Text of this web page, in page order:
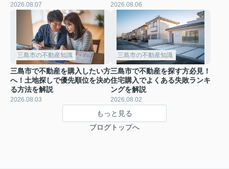
2026.08.07 2026.08.06
三島市の不動産知識
三島市で不動産を購入したい方
へ！土地探しで優先順位を決め
る方法を解説
2026.08.03
三島市の不動産知識
三島市で不動産を探す方必見！
住宅購入でよくある失敗ランキ
ングを解説
2026.08.02
もっと見る
ブログトップへ